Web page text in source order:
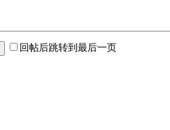
回帖后跳转到最后一页